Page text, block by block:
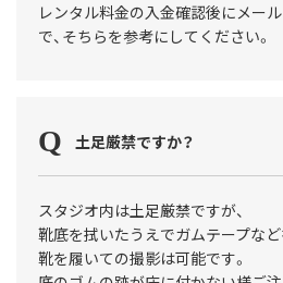
レンタル料金の入金確認後にメー
で、そちらを参考にしてください。
土足厳禁ですか？
スタジオ内は土足厳禁ですが、
靴底を拭いたうえでガムテープなど
靴を履いての撮影は可能です。